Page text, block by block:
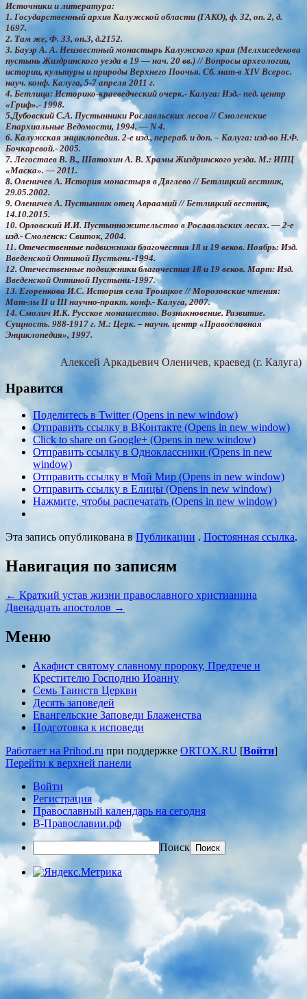
Источники и литература:
1. Государственный архив Калужской области (ГАКО), ф. 32, оп. 2, д.
1697.
2. Там же, Ф. 33, оп.3, д.2152.
3. Бауэр А. А. Неизвестный монастырь Калужского края (Мелхиседекова
пустынь Жиздринского уезда в 19 — нач. 20 вв.) // Вопросы археологии,
истории, культуры и природы Верхнего Поочья. Сб. мат-в XIV Всерос.
науч. конф. Калуга, 5-7 апреля 2011 г.
4. Бетлица: Историко-краеведческий очерк.- Калуга: Изд.- пед. центр
«Гриф».- 1998.
5.Дубовский С.А. Пустынники Рославльских лесов // Смоленские
Епархиальные Ведомости, 1994. — N 4.
6. Калужская энциклопедия. 2-е изд., перераб. и доп. – Калуга: изд-во Н.Ф.
Бочкаревой.- 2005.
7. Легостаев В. В., Шатохин А. В. Храмы Жиздринского уезда. М.: ИПЦ
«Маска». — 2011.
8. Оленичев А. История монастыря в Дяглево // Бетлицкий вестник,
29.05.2002.
9. Оленичев А. Пустынник отец Авраамий // Бетлицкий вестник,
14.10.2015.
10. Орловский И.И. Пустынножительство в Рославльских лесах. — 2-е
изд.- Смоленск: Свиток, 2004.
11. Отечественные подвижники благочестия 18 и 19 веков. Ноябрь: Изд.
Введенской Оптиной Пустыни.-1994.
12. Отечественные подвижники благочестия 18 и 19 веков. Март: Изд.
Введенской Оптиной Пустыни.-1997.
13. Егоренкова И.С. История села Троицкое // Морозовские чтения:
Мат-лы II и III научно-практ. конф.- Калуга, 2007.
14. Смолич И.К. Русское монашество. Возникновение. Развитие.
Сущность. 988-1917 г. М.: Церк. – научн. центр «Православная
Энциклопедия», 1997.
Алексей Аркадьевич Оленичев, краевед (г. Калуга)
Нравится
Поделитесь в Twitter (Opens in new window)
Отправить ссылку в ВКонтакте (Opens in new window)
Click to share on Google+ (Opens in new window)
Отправить ссылку в Одноклассники (Opens in new
window)
Отправить ссылку в Мой Мир (Opens in new window)
Отправить ссылку в Елицы (Opens in new window)
Нажмите, чтобы распечатать (Opens in new window)
Эта запись опубликована вПубликации . Постоянная ссылка.
Навигация по записям
← Краткий устав жизни православного христианина
Двенадцать апостолов →
Меню
Акафист святому славному пророку, Предтече и
Крестителю Господню Иоанну
Семь Таинств Церкви
Десять заповедей
Евангельские Заповеди Блаженства
Подготовка к исповеди
Работает на Prihod.ru при поддержке ORTOX.RU [Войти]
Перейти к верхней панели
Войти
Регистрация
Православный календарь на сегодня
В-Православии.рф
Поиск